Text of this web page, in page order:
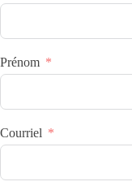
Prénom
Courriel